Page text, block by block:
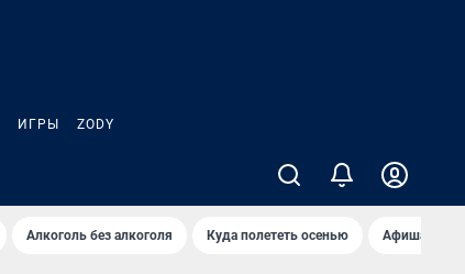
ИГРЫ ZODY
Алкоголь без алкоголя Куда полететь осенью Афиша на